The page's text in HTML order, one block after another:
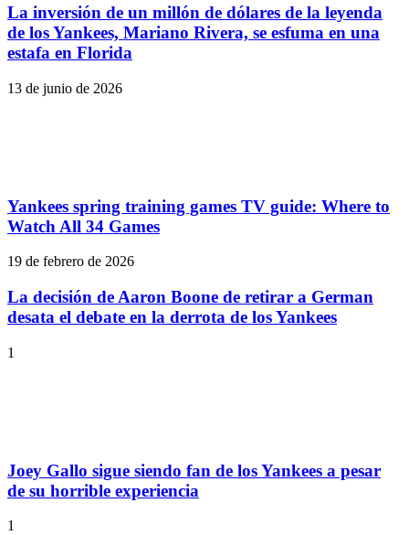
La inversión de un millón de dólares de la leyenda
de los Yankees, Mariano Rivera, se esfuma en una
estafa en Florida
13 de junio de 2026
Yankees spring training games TV guide: Where to
Watch All 34 Games
19 de febrero de 2026
La decisión de Aaron Boone de retirar a German
desata el debate en la derrota de los Yankees
1
Joey Gallo sigue siendo fan de los Yankees a pesar
de su horrible experiencia
1